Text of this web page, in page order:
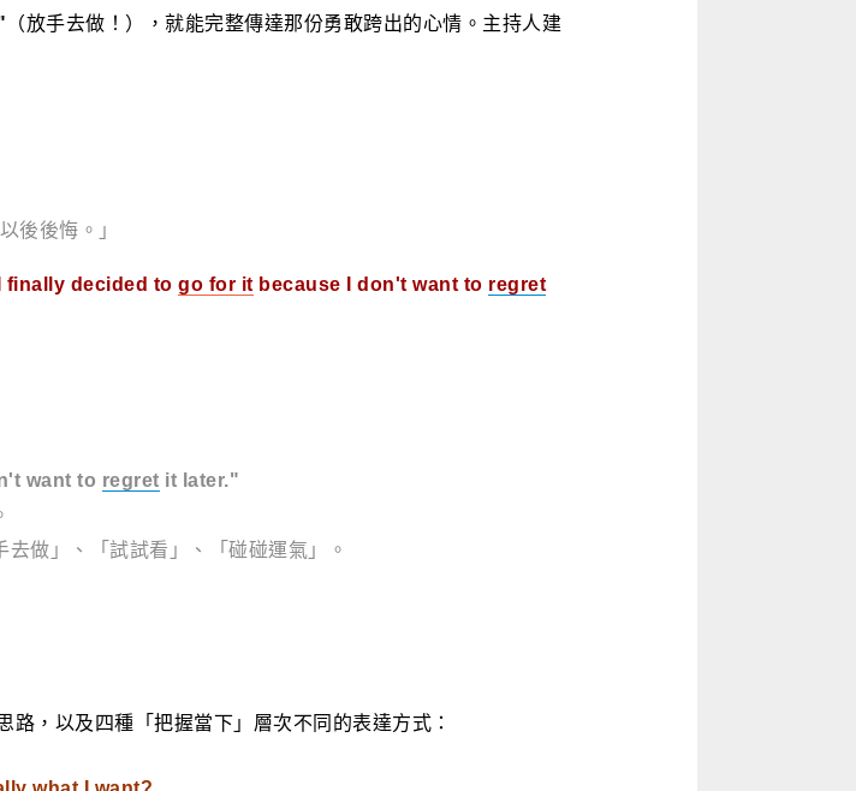
（放手去做！），就能完整傳達那份勇敢跨出的心情。主持人建
後後悔。」
finally decided to go for it because I don't want to regret
want to regret it later."
做」、「試試看」、「碰碰運氣」。
，以及四種「把握當下」層次不同的表達方式：